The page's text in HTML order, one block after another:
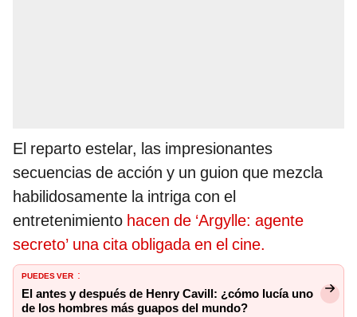
El reparto estelar, las impresionantes
secuencias de acción y un guion que mezcla
habilidosamente la intriga con el
entretenimiento hacen de ‘Argylle: agente
secreto’ una cita obligada en el cine.
PUEDES VER :
El antes y después de Henry Cavill: ¿cómo lucía uno
de los hombres más guapos del mundo?